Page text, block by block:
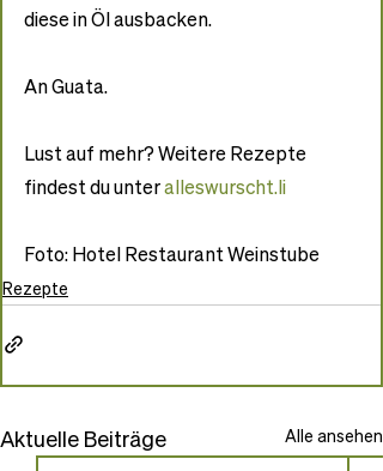
diese in Öl ausbacken.
An Guata.
Lust auf mehr? Weitere Rezepte
findest du unter alleswurscht.li
Foto: Hotel Restaurant Weinstube
Rezepte
Aktuelle Beiträge Alle ansehen